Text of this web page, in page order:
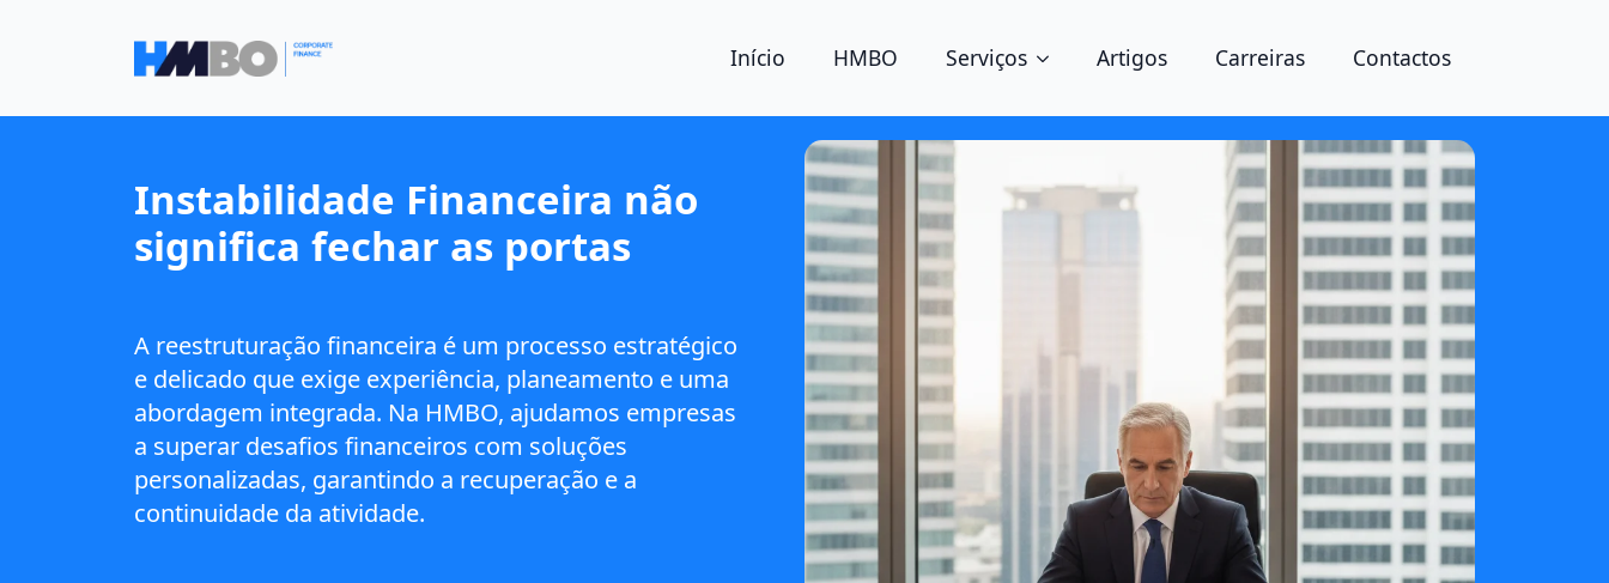
Início HMBO Serviços Artigos Carreiras Contactos
Instabilidade Financeira não
significa fechar as portas
A reestruturação financeira é um processo estratégico
e delicado que exige experiência, planeamento e uma
abordagem integrada. Na HMBO, ajudamos empresas
a superar desafios financeiros com soluções
personalizadas, garantindo a recuperação e a
continuidade da atividade.